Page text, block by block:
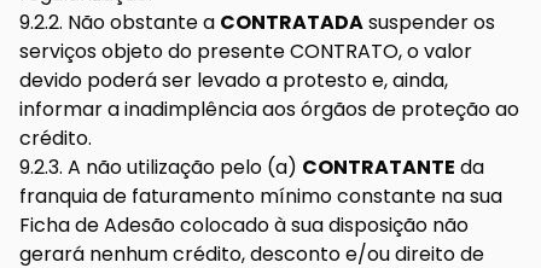
9.2.2. Não obstante a CONTRATADAsuspender os
serviços objeto do presente CONTRATO, o valor
devido poderá ser levado a protesto e, ainda,
informar a inadimplência aos órgãos de proteção ao
crédito.
9.2.3. A não utilização pelo (a) CONTRATANTE da
franquia de faturamento mínimo constante na sua
Ficha de Adesão colocado à sua disposição não
gerará nenhum crédito, desconto e/ou direito de